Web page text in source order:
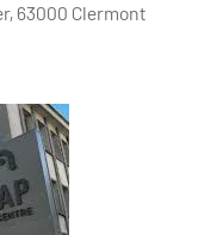
63000 Clermont